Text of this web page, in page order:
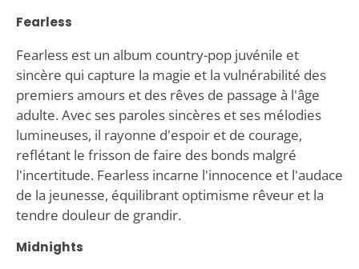
Fearless
Fearless est un album country-pop juvénile et
sincère qui capture la magie et la vulnérabilité des
premiers amours et des rêves de passage à l'âge
adulte. Avec ses paroles sincères et ses mélodies
lumineuses, il rayonne d'espoir et de courage,
reflétant le frisson de faire des bonds malgré
l'incertitude. Fearless incarne l'innocence et l'audace
de la jeunesse, équilibrant optimisme rêveur et la
tendre douleur de grandir.
Midnights